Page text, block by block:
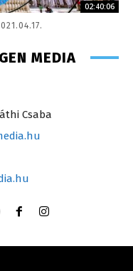
02:40:06
MEDIA
Csaba